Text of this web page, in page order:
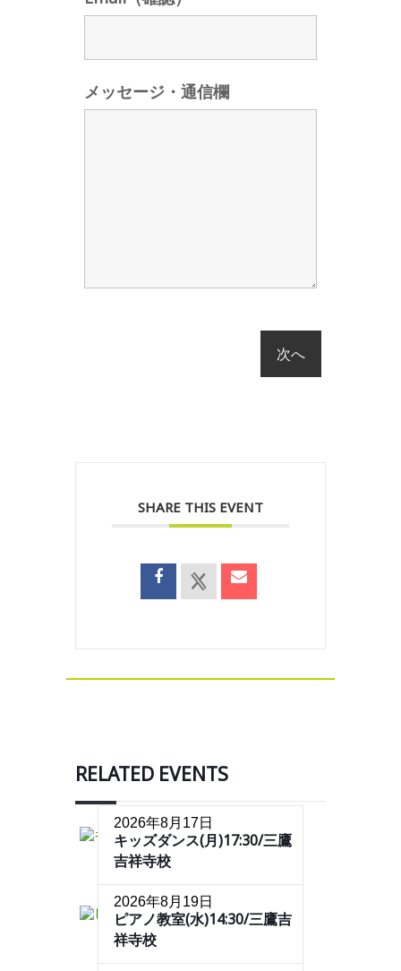
メッセージ・通信欄
SHARE THIS EVENT
RELATED EVENTS
2026年8月17日
キッズダンス(月)17:30/三鷹
吉祥寺校
2026年8月19日
ピアノ教室(水)14:30/三鷹吉
祥寺校